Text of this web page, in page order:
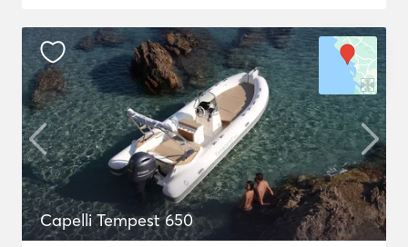
Capelli Tempest 650